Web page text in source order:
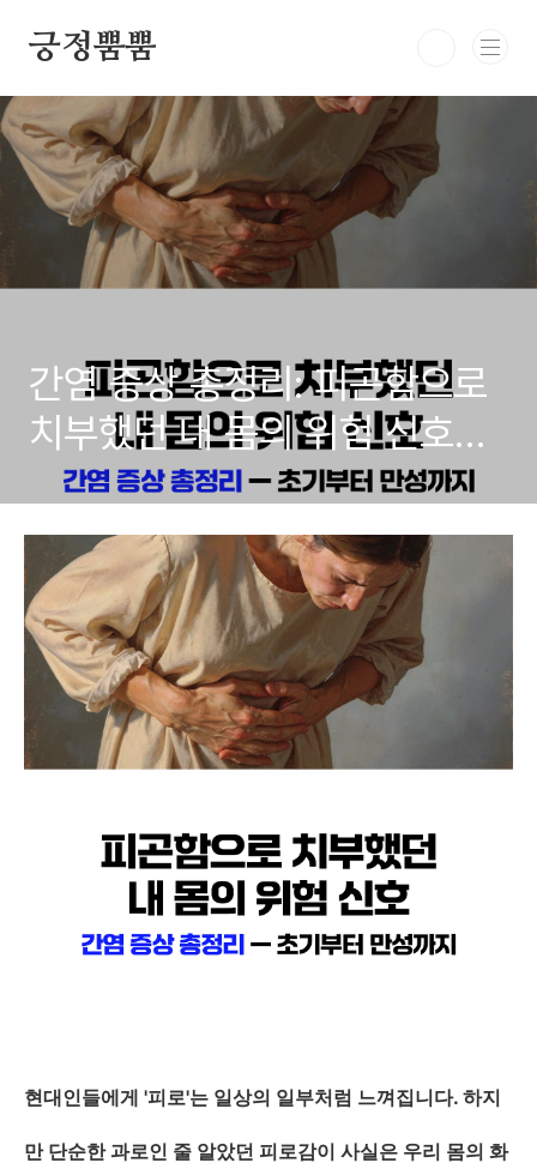
긍정뿜뿜
간염 증상 총정리: 피곤함으로
치부했던 내 몸의 위험 신호
(초기부터 만성까지)
현대인들에게 '피로'는 일상의 일부처럼 느껴집니다. 하지
만 단순한 과로인 줄 알았던 피로감이 사실은 우리 몸의 화